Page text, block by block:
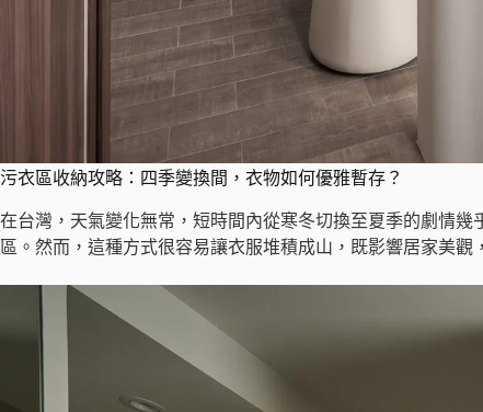
污衣區收納攻略：四季變換間，衣物如何優雅暫存？
在台灣，天氣變化無常，短時間內從寒冬切換至夏季的劇情
區。然而，這種方式很容易讓衣服堆積成山，既影響居家美